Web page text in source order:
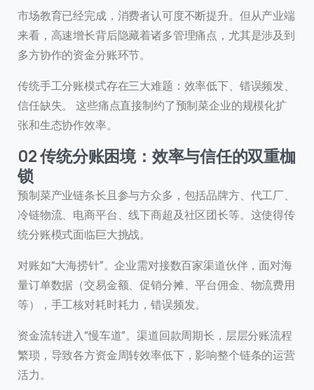
市场教育已经完成，消费者认可度不断提升。但从产业端
来看，高速增长背后隐藏着诸多管理痛点，尤其是涉及到
多方协作的资金分账环节。
传统手工分账模式存在三大难题：效率低下、错误频发、
信任缺失。 这些痛点直接制约了预制菜企业的规模化扩
张和生态协作效率。
02 传统分账困境：效率与信任的双重枷
锁
预制菜产业链条长且参与方众多，包括品牌方、代工厂、
冷链物流、电商平台、线下商超及社区团长等。这使得传
统分账模式面临巨大挑战。
对账如“大海捞针”。企业需对接数百家渠道伙伴，面对海
量订单数据（交易金额、促销分摊、平台佣金、物流费用
等），手工核对耗时耗力，错误频发。
资金流转进入“慢车道”。渠道回款周期长，层层分账流程
繁琐，导致各方资金周转效率低下，影响整个链条的运营
活力。